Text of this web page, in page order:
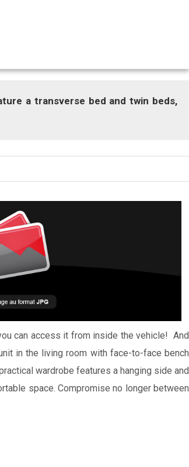
a transverse bed and twin beds,
can access it from inside the vehicle! And
in the living room with face-to-face bench
wardrobe features a hanging side and
space. Compromise no longer between